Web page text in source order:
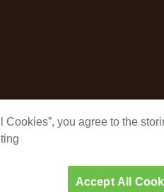
Cookies”, you agree to the
Accept All